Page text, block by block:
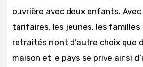
ouvrière avec deux enfants.
tarifaires, les jeunes, les
retraités n’ont d’autre choix que
maison et le pays se prive ainsi